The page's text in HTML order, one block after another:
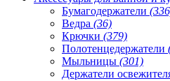
Бумагодержатели
Ведра (36)
Крючки (379)
Полотенцедержатели
Мыльницы (301)
Держатели